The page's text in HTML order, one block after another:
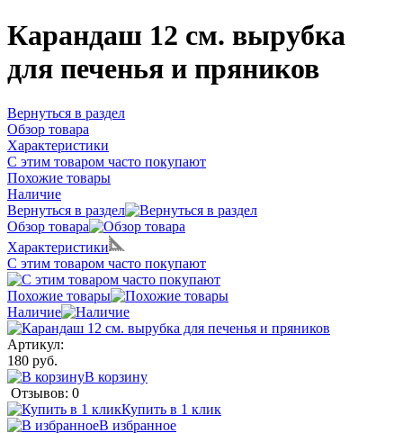
Карандаш 12 см. вырубка
для печенья и пряников
Вернуться в раздел
Обзор товара
Характеристики
С этим товаром часто покупают
Похожие товары
Наличие
Вернуться в раздел
Обзор товара
Характеристики
С этим товаром часто покупают
Похожие товары
Наличие
Артикул:
180 руб.
В корзину
Отзывов: 0
Купить в 1 клик
В избранное